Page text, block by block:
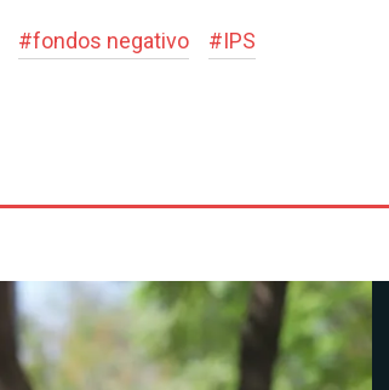
#fondos negativo #IPS